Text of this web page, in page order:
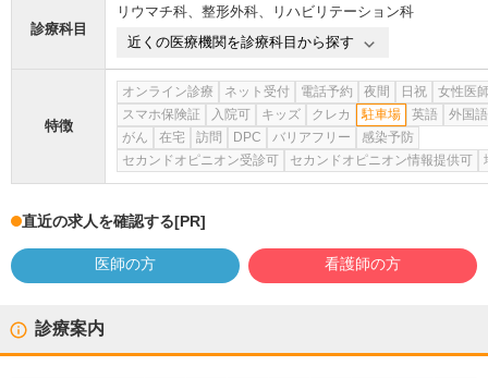
診療科目
リウマチ科、 整形外科、
リハビリテーション科
近くの医療機関を診療科目から探す
特徴
オンライン診療 ネット受付 電話予約 夜間 日祝
女性医
スマホ保険証
入院可 キッズ クレカ 駐車場 英語
外国語
がん
在宅 訪問 DPC バリアフリー
感染予防
セカンドオピニオン受診可
セカンドオピニオン情報提供可
直近の求人を確認する[PR]
医師の方 看護師の方
診療案内